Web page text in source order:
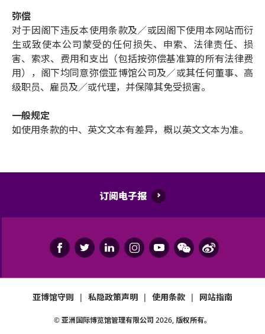
弥偿
对于因阁下违反本使用条款及／或因阁下使用本网站而衍
生或致使本公司蒙受的任何损失、申索、法律责任、损
害、索求、费用和支出（包括按弥偿基准算的所有法律费
用），阁下均同意弥偿亚博馆公司及／或其任何董事、高
级职员、雇员及／或代理，并保障其免受损害。
一般规定
如使用条款的中、英文文本有差异，概以英文文本为准。
订阅电子报
亚博馆守则 | 私隐政策声明 | 使用条款 | 网站指南
© 亚洲国际博览馆管理有限公司 2026, 版权所有。